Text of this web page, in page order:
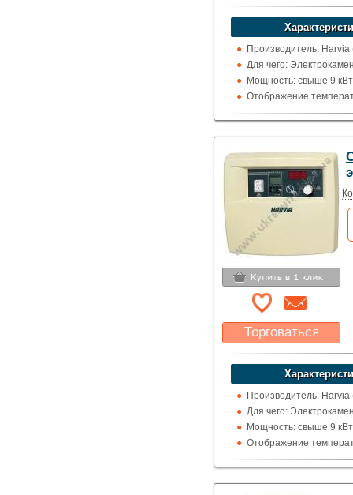
Какая цена Вас
устроит?
Указать цену
Производитель:
Для чего:
Мощность: свыше 9 кВт
Отображение
цельсия
Торговаться
Какая цена Вас
устроит?
Указать цену
Производитель:
Для чего:
Мощность: свыше 9 кВт
Отображение
цельсия